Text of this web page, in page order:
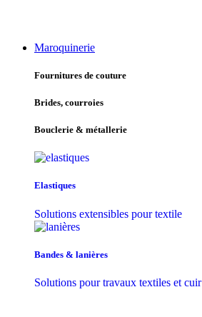
Maroquinerie
Fournitures de couture
Brides, courroies
Bouclerie & métallerie
Elastiques
Solutions extensibles pour textile
Bandes & lanières
Solutions pour travaux textiles et cuir